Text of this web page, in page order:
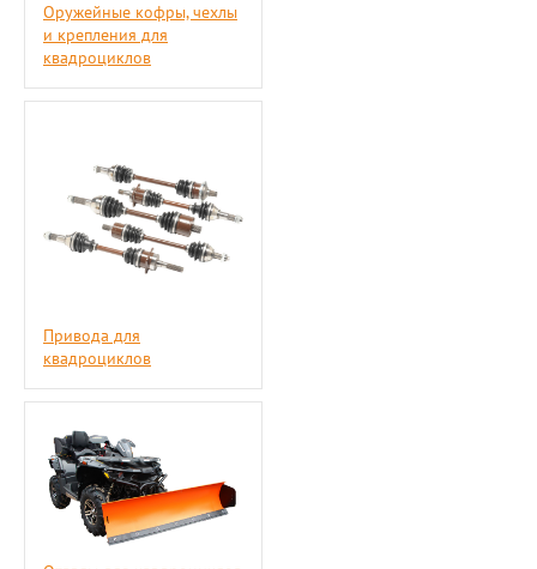
Оружейные кофры, чехлы
и крепления для
квадроциклов
Привода для
квадроциклов